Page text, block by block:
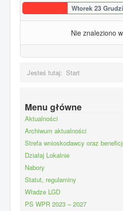
Wtorek 23
Nie znaleziono
Jesteś tutaj: Start
Menu główne
Aktualności
Archiwum aktualności
Strefa wnioskodawcy oraz
Działaj Lokalnie
Nabory
Statut, regulaminy
Władze LGD
PS WPR 2023 – 2027